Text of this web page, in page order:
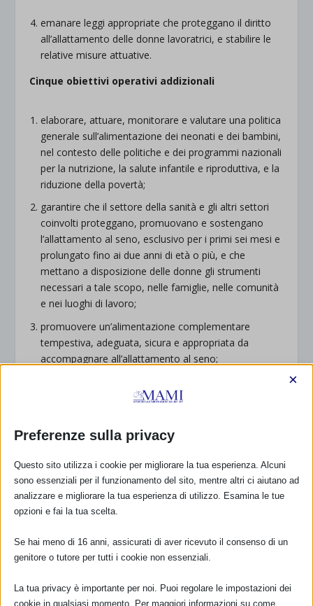
emanare leggi appropriate che proteggano il diritto
all’allattamento delle donne lavoratrici, e stabilire le
relative misure attuative.
Cinque obiettivi operativi addizionali
elaborare, attuare, monitorare e valutare una politica
generale sull’alimentazione dei neonati e dei bambini,
nel contesto delle politiche e dei programmi nazionali
per la nutrizione, la salute infantile e riproduttiva, e la
riduzione della povertà;
garantire che il settore della sanità e gli altri settori
coinvolti proteggano, promuovano e sostengano
l’allattamento al seno, esclusivo per i primi sei mesi e
prolungato fino ai due anni di età o più, e che
mettano a disposizione delle donne gli strumenti
necessari a tale scopo, nelle famiglie, nelle comunità
e nei luoghi di lavoro;
promuovere un’alimentazione complementare
tempestiva, adeguata, sicura e appropriata da
accompagnare all’allattamento al seno;
dei neonati e dei bambini che si trovino in situazioni
o ad altri prestatori di cure;
misure d’altro genere da comprendere nel piano
politico generale per l’alimentazione dei neonati e dei
bambini, al fine di attuare i principi del Codice
Internazionale sulla Commercializzazione dei Sostituti
dell’Assemblea Mondiale della Sanità.
Preferenze sulla privacy
×
Questo sito utilizza i cookie per migliorare la tua esperienza. Alcuni
sono essenziali per il funzionamento del sito, mentre altri ci aiutano ad
analizzare e migliorare la tua esperienza di utilizzo. Esamina le tue
opzioni e fai la tua scelta.
Se hai meno di 16 anni, assicurati di aver ricevuto il consenso di un
genitore o tutore per tutti i cookie non essenziali.
La tua privacy è importante per noi. Puoi regolare le impostazioni dei
cookie in qualsiasi momento. Per maggiori informazioni su come